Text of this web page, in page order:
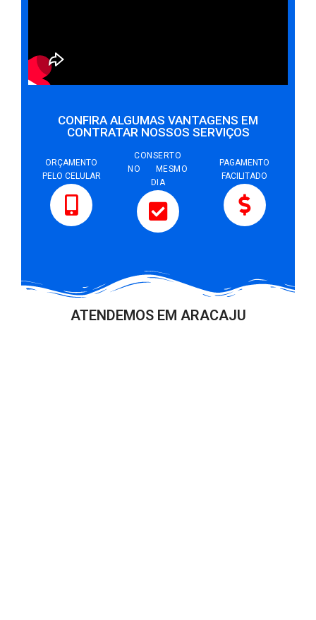
CONFIRA ALGUMAS VANTAGENS EM
CONTRATAR NOSSOS SERVIÇOS
ORÇAMENTO
PELO CELULAR
CONSERTO
NO MESMO
DIA
PAGAMENTO
FACILITADO
ATENDEMOS EM ARACAJU